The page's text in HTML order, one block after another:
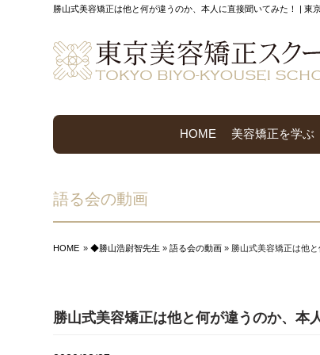
勝山式美容矯正は他と何が違うのか、本人に直接聞いてみた！ | 東
HOME 美容矯正を学ぶ
語る会の動画
HOME »◆勝山浩尉智先生 »語る会の動画 » 勝山式美容矯正は他
勝山式美容矯正は他と何が違うのか、本